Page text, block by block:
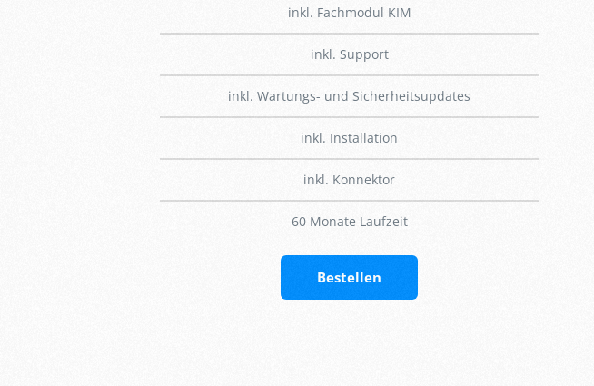
inkl. Fachmodul KIM
inkl. Support
inkl. Wartungs- und Sicherheitsupdates
inkl. Installation
inkl. Konnektor
60 Monate Laufzeit
Bestellen